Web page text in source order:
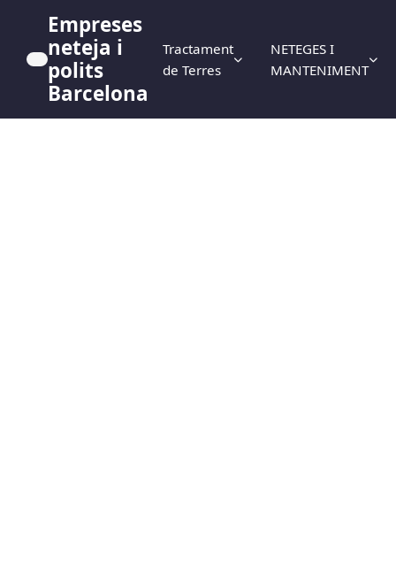
Empreses
neteja i
polits
Barcelona
Tractament
de Terres
NETEGES I
MANTENIMENT